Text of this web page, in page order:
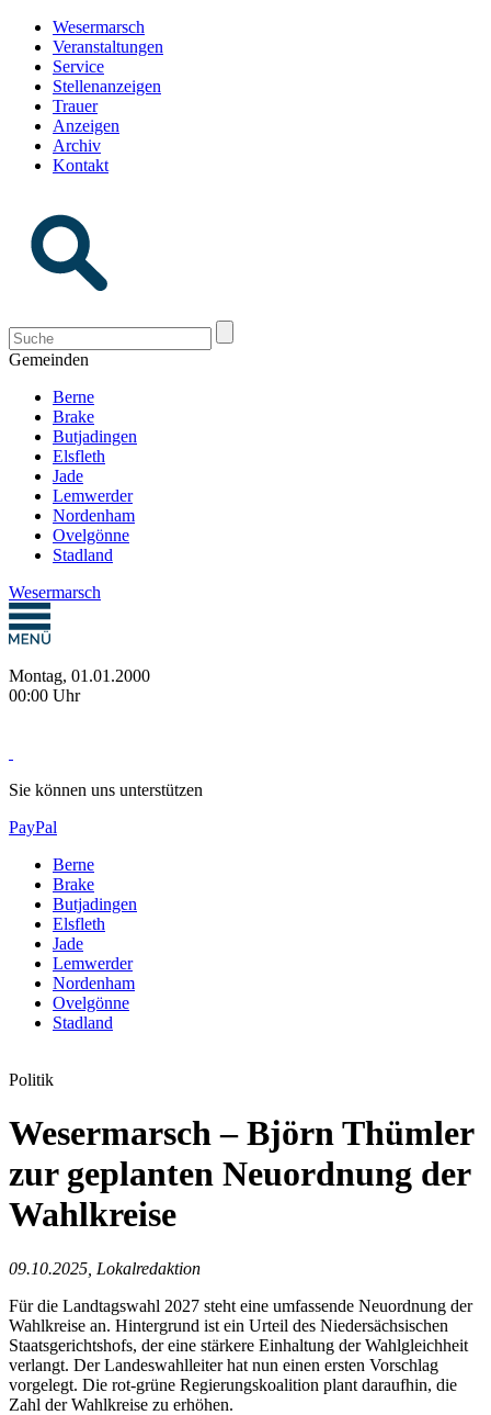
Wesermarsch
Veranstaltungen
Service
Stellenanzeigen
Trauer
Anzeigen
Archiv
Kontakt
Gemeinden
Berne
Brake
Butjadingen
Elsfleth
Jade
Lemwerder
Nordenham
Ovelgönne
Stadland
Wesermarsch
Montag, 01.01.2000
00:00 Uhr
Sie können uns unterstützen
PayPal
Berne
Brake
Butjadingen
Elsfleth
Jade
Lemwerder
Nordenham
Ovelgönne
Stadland
Politik
Wesermarsch – Björn Thümler
zur geplanten Neuordnung der
Wahlkreise
09.10.2025, Lokalredaktion
Für die Landtagswahl 2027 steht eine umfassende Neuordnung der
Wahlkreise an. Hintergrund ist ein Urteil des Niedersächsischen
Staatsgerichtshofs, der eine stärkere Einhaltung der Wahlgleichheit
verlangt. Der Landeswahlleiter hat nun einen ersten Vorschlag
vorgelegt. Die rot-grüne Regierungskoalition plant daraufhin, die
Zahl der Wahlkreise zu erhöhen.